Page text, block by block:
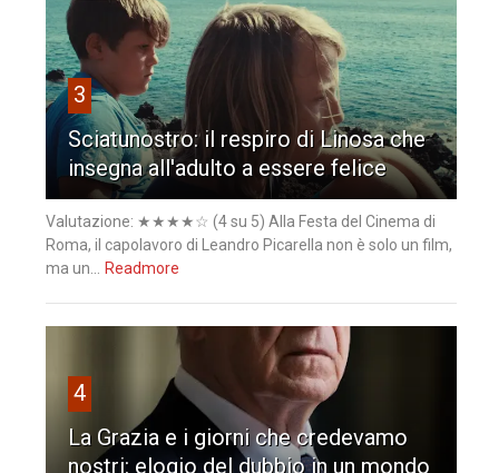
3
Sciatunostro: il respiro di Linosa che
insegna all'adulto a essere felice
Valutazione: ★★★★☆ (4 su 5) Alla Festa del Cinema di
Roma, il capolavoro di Leandro Picarella non è solo un film,
ma un...
Readmore
4
La Grazia e i giorni che credevamo
nostri: elogio del dubbio in un mondo